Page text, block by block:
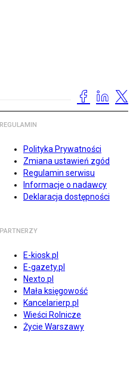
REGULAMIN
Polityka Prywatności
Zmiana ustawień zgód
Regulamin serwisu
Informacje o nadawcy
Deklaracja dostępności
PARTNERZY
E-kiosk.pl
E-gazety.pl
Nexto.pl
Mała księgowość
Kancelarierp.pl
Wieści Rolnicze
Życie Warszawy